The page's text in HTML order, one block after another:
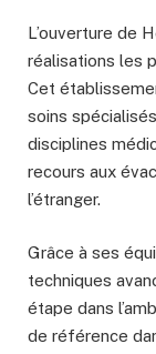
L’ouverture de
réalisations les
Cet
soins
disciplines
recours aux
l’étranger.
Grâce à ses
techniques
étape dans
de référence